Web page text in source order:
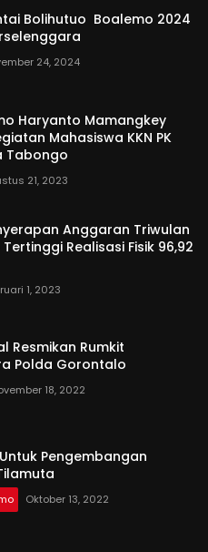
Bolihutuo Boalemo 2024
24, 2024
Haryanto Mamangkey
Mahasiswa KKN PK
Tabongo
21, 2023
Anggaran Triwulan
Realisasi Fisik 96,92
1, 2023
Resmikan Rumkit
Polda Gorontalo
18, 2022
Untuk Pengembangan
Oktober 13, 2022